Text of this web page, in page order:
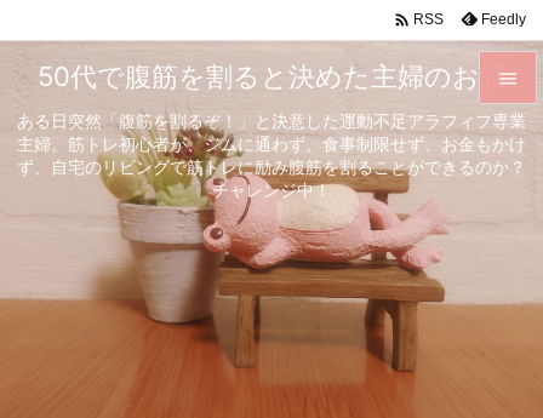
50代で腹筋を割ると決めた主婦のお話
ある日突然「腹筋を割るぞ！」と決意した運動不足アラフィフ専業
主婦。筋トレ初心者が、ジムに通わず、食事制限せず、お金もかけ
ず、自宅のリビングで筋トレに励み腹筋を割ることができるのか？
チャレンジ中！


メニュ
 RSS Feedly